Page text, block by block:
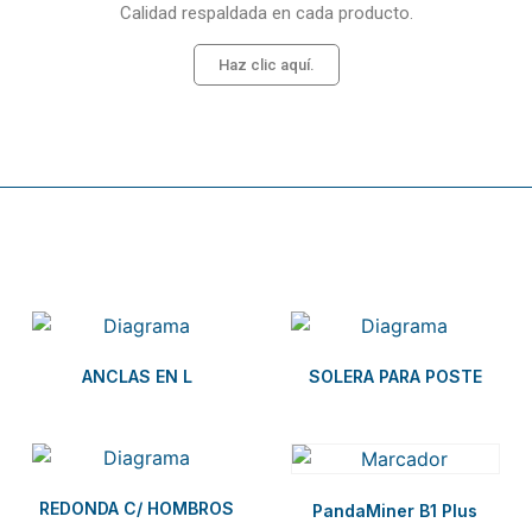
Calidad respaldada en cada producto.
Haz clic aquí.
ANCLAS EN L SOLERA PARA POSTE
REDONDA C/ HOMBROS PandaMiner B1 Plus